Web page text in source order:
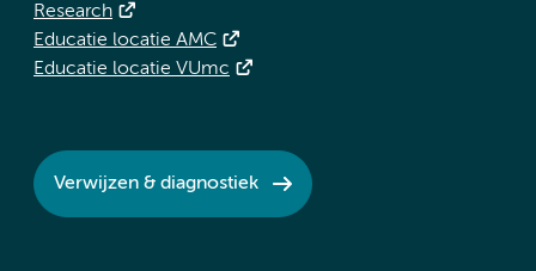
Research
Educatie locatie AMC
Educatie locatie VUmc
Verwijzen & diagnostiek